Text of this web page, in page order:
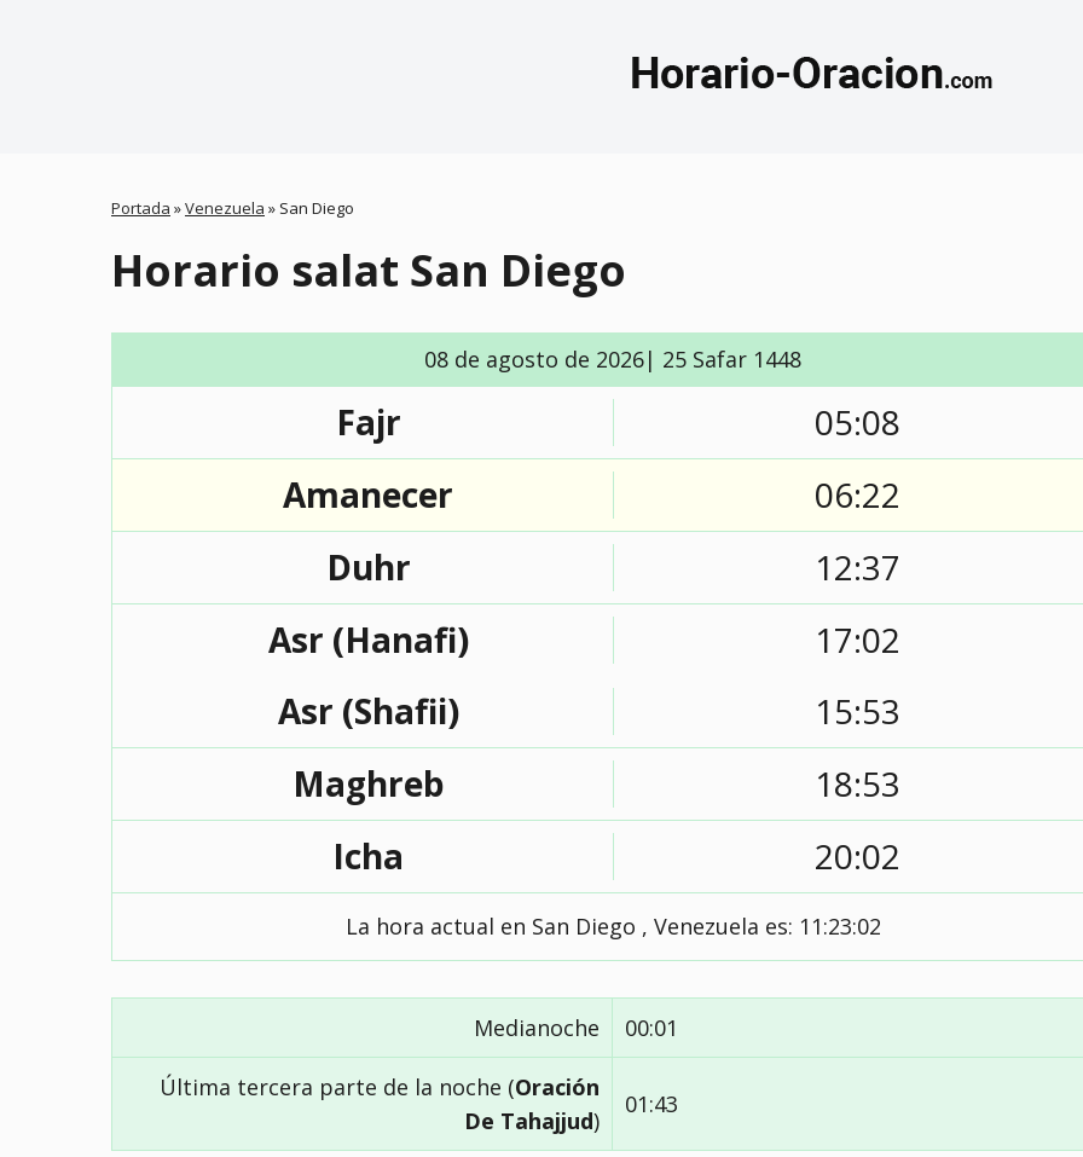
Portada »Venezuela » San Diego
Horario salat San Diego
08 de agosto de 2026| 25 Safar 1448
Fajr
05:08
Amanecer
06:22
Duhr
12:37
Asr (Hanafi)
17:02
Asr (Shafii)
15:53
Maghreb
18:53
Icha
20:02
La hora actual en San Diego , Venezuela es: 11:23:03
Medianoche 00:01
Última tercera parte de la noche (Oración
De Tahajjud)
01:43